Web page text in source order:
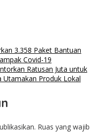
3.358 Paket Bantuan
Covid-19
Ratusan Juta untuk
Utamakan Produk Lokal
Ruas yang wajib